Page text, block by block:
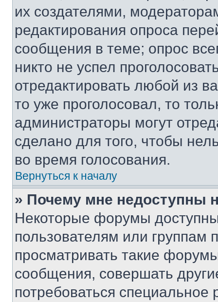
их создателями,
редактирования опроса
сообщения в теме; опрос
никто не успел
отредактировать любой из
то уже проголосовал, то
администраторы могут
сделано для того, чтобы
во время голосования.
Вернуться к началу
» Почему мне недоступны
Некоторые форумы
пользователям или группам
просматривать такие
сообщения, совершать
потребоваться